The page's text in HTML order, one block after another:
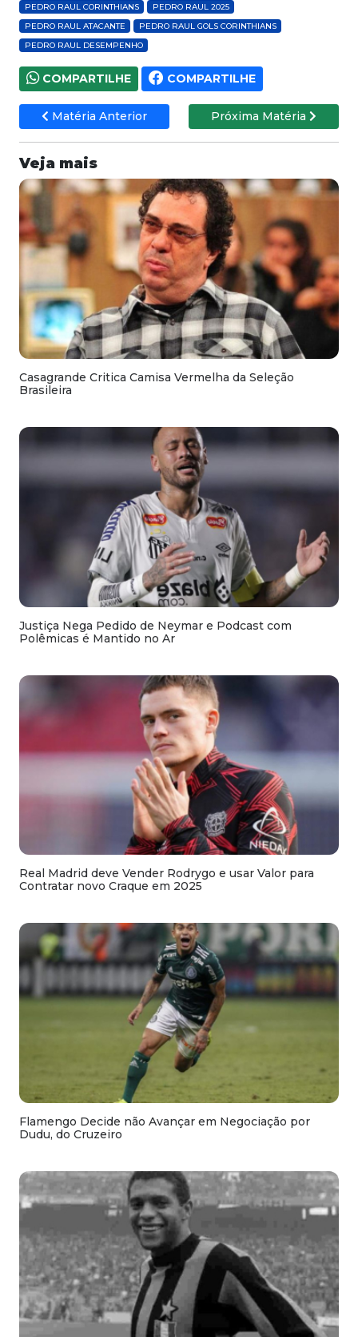
PEDRO RAUL CORINTHIANS
PEDRO RAUL 2025
PEDRO RAUL ATACANTE
PEDRO RAUL GOLS CORINTHIANS
PEDRO RAUL DESEMPENHO
COMPARTILHE COMPARTILHE
Matéria Anterior Próxima Matéria
Veja mais
Casagrande Critica Camisa Vermelha da Seleção
Brasileira
Justiça Nega Pedido de Neymar e Podcast com
Polêmicas é Mantido no Ar
Real Madrid deve Vender Rodrygo e usar Valor para
Contratar novo Craque em 2025
Flamengo Decide não Avançar em Negociação por
Dudu, do Cruzeiro